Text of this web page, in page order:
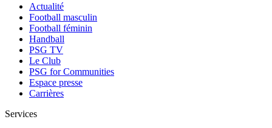
Actualité
Football masculin
Football féminin
Handball
PSG TV
Le Club
PSG for Communities
Espace presse
Carrières
Services